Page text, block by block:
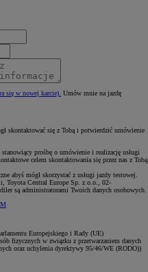
się w nowej karcie) Umów mnie na jazdę
skontaktować się z Tobą i potwierdzić umówienie
prośbę o umówienie i realizację usługi
celem skontaktowania się przez nas z Tobą
abyś mógł skorzystać z usługi jazdy testowej.
Toyota Central Europe Sp. z o.o., 02-
są administratorami Twoich danych osobowych.
Europejskiego i Rady (UE)
fizycznych w związku z przetwarzaniem danych
oraz uchylenia dyrektywy 95/46/WE (RODO))